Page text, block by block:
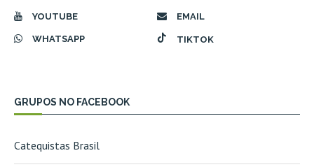
YOUTUBE EMAIL
WHATSAPP TIKTOK
GRUPOS NO FACEBOOK
Catequistas Brasil